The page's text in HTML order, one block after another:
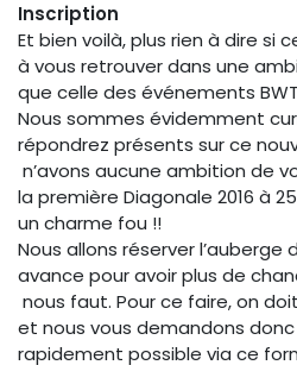
Inscription
Et bien voilà, plus rien à dire si
à vous retrouver dans une
que celle des événements
Nous sommes évidemment
répondrez présents sur ce
n’avons aucune ambition de
la première Diagonale 2016 à
un charme fou !!
Nous allons réserver l’auberge
avance pour avoir plus de
nous faut. Pour ce faire, on
et nous vous demandons
rapidement possible via ce